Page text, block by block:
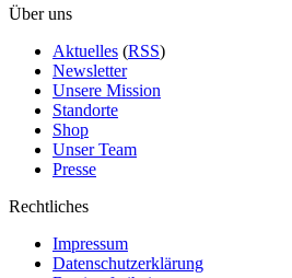
Über uns
Aktuelles (RSS)
Newsletter
Unsere Mission
Standorte
Shop
Unser Team
Presse
Rechtliches
Impressum
Datenschutzerklärung